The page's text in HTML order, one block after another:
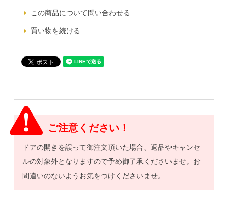
この商品について問い合わせる
買い物を続ける
ご注意ください！
ドアの開きを誤って御注文頂いた場合、返品やキャンセ
ルの対象外となりますので予め御了承くださいませ。お
間違いのないようお気をつけくださいませ。